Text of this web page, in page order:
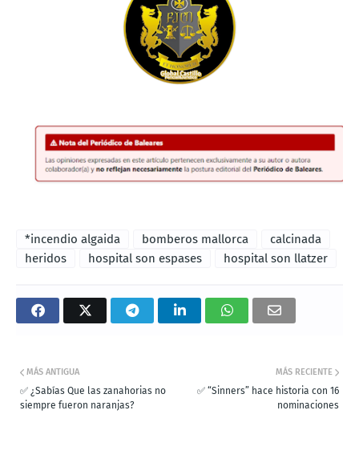
*incendio algaida bomberos mallorca
calcinada
heridos
hospital son espases hospital son llatzer
MÁS RECIENTE
✅ “Sinners” hace historia con 16
nominaciones
MÁS ANTIGUA
✅ ¿Sabías Que las zanahorias no
siempre fueron naranjas?